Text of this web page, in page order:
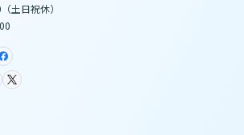
土日祝休）